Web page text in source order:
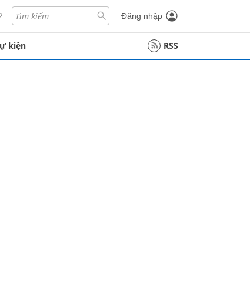
Đăng nhập
kiện RSS